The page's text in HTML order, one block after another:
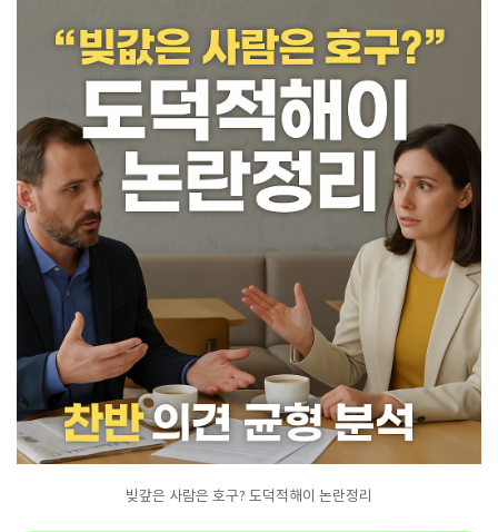
빚갚은 사람은 호구? 도덕적해이 논란정리